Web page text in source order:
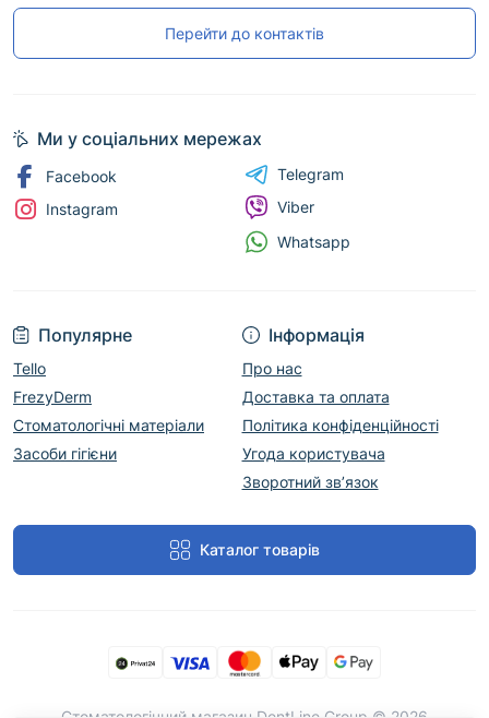
Перейти до контактів
Популярне
Tello
FrezyDerm
Стоматологічні матеріали
Засоби гігієни
Інформація
Про нас
Доставка та оплата
Політика конфіденційності
Угода користувача
Зворотний зв’язок
Каталог товарів
Ми у соціальних мережах
Facebook
Instagram
Telegram
Viber
Whatsapp